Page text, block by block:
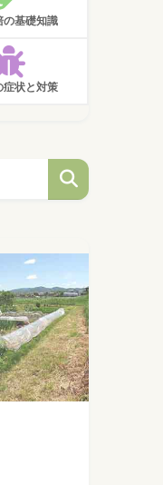
の基礎知識
症状と対策